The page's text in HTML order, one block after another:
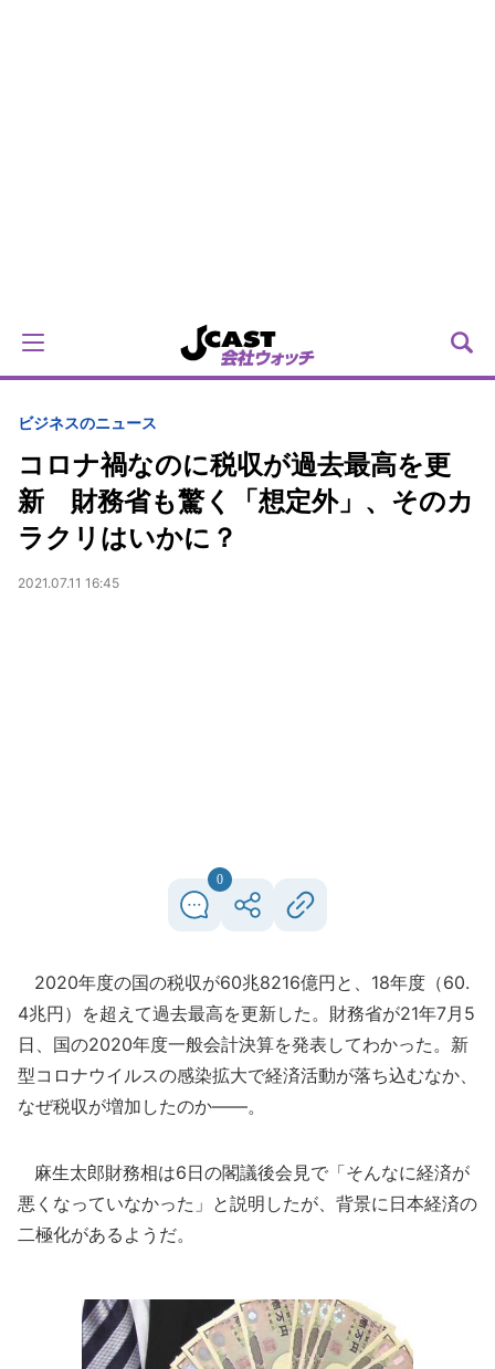
ビジネスのニュース
コロナ禍なのに税収が過去最高を更
新 財務省も驚く「想定外」、そのカ
ラクリはいかに？
2021.07.11 16:45
0
2020年度の国の税収が60兆8216億円と、18年度（60.
4兆円）を超えて過去最高を更新した。財務省が21年7月5
日、国の2020年度一般会計決算を発表してわかった。新
型コロナウイルスの感染拡大で経済活動が落ち込むなか、
なぜ税収が増加したのか――。
麻生太郎財務相は6日の閣議後会見で「そんなに経済が
悪くなっていなかった」と説明したが、背景に日本経済の
二極化があるようだ。